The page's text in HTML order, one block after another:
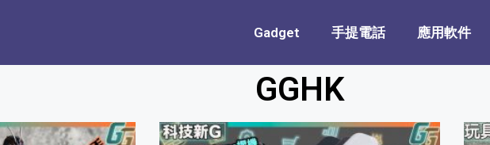
Gadget 手提電話 應用軟件
GGHK